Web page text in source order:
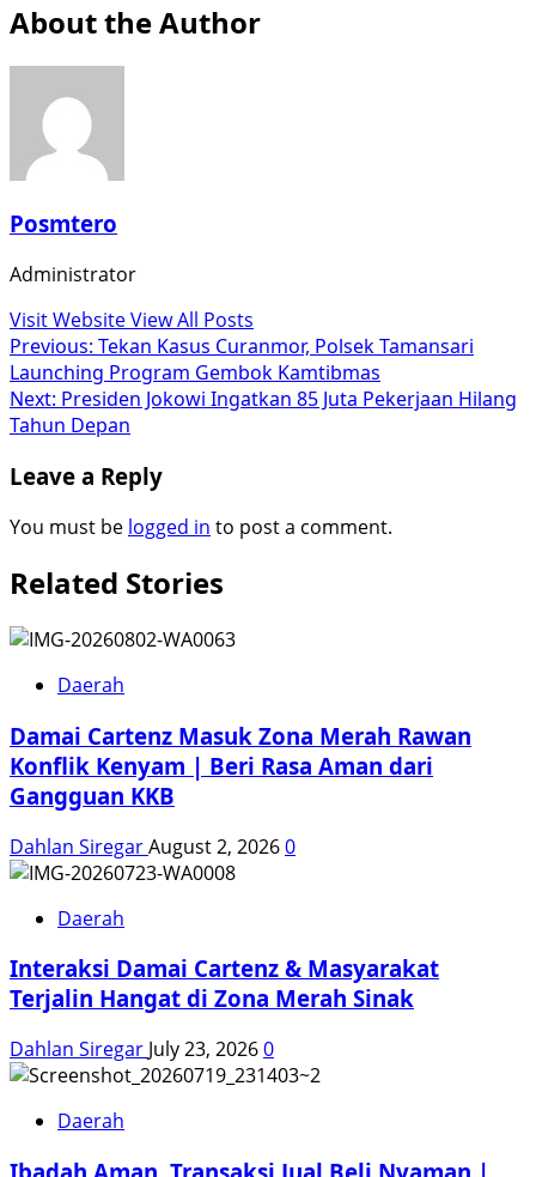
About the Author
Posmtero
Administrator
Visit WebsiteView All Posts
Post
navigation
Previous: Tekan Kasus Curanmor, Polsek Tamansari
Launching Program Gembok Kamtibmas
Next: Presiden Jokowi Ingatkan 85 Juta Pekerjaan Hilang
Tahun Depan
Leave a Reply
You must be logged in to post a comment.
Related Stories
Daerah
Damai Cartenz Masuk Zona Merah Rawan
Konflik Kenyam | Beri Rasa Aman dari
Gangguan KKB
Dahlan SiregarAugust 2, 20260
Daerah
Interaksi Damai Cartenz & Masyarakat
Terjalin Hangat di Zona Merah Sinak
Dahlan Siregar July 23, 20260
Daerah